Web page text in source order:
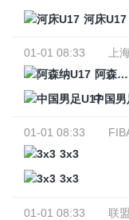
河床U17
01-01 08:33
上
阿森纳U17
中国男
01-01 08:33
3x3
3x3
01-01 08:33
联